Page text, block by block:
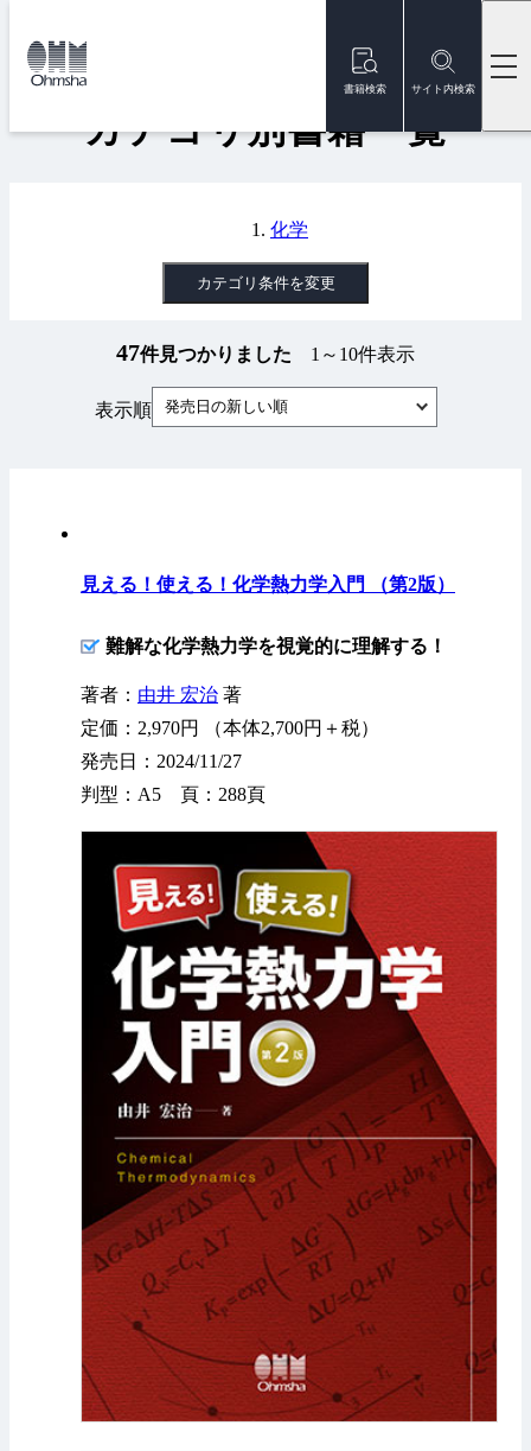
書籍検索 サイト内検索
トップ
カテゴリ別書籍一覧
化学
カテゴリ条件を変更
47件見つかりました 1～10件表示
表示順 発売日の新しい順
見える！使える！化学熱力学入門 （第2版）
難解な化学熱力学を視覚的に理解する！
著者： 由井 宏治 著
定価：2,970円 （本体2,700円＋税）
発売日：2024/11/27
判型：A5 頁：288頁